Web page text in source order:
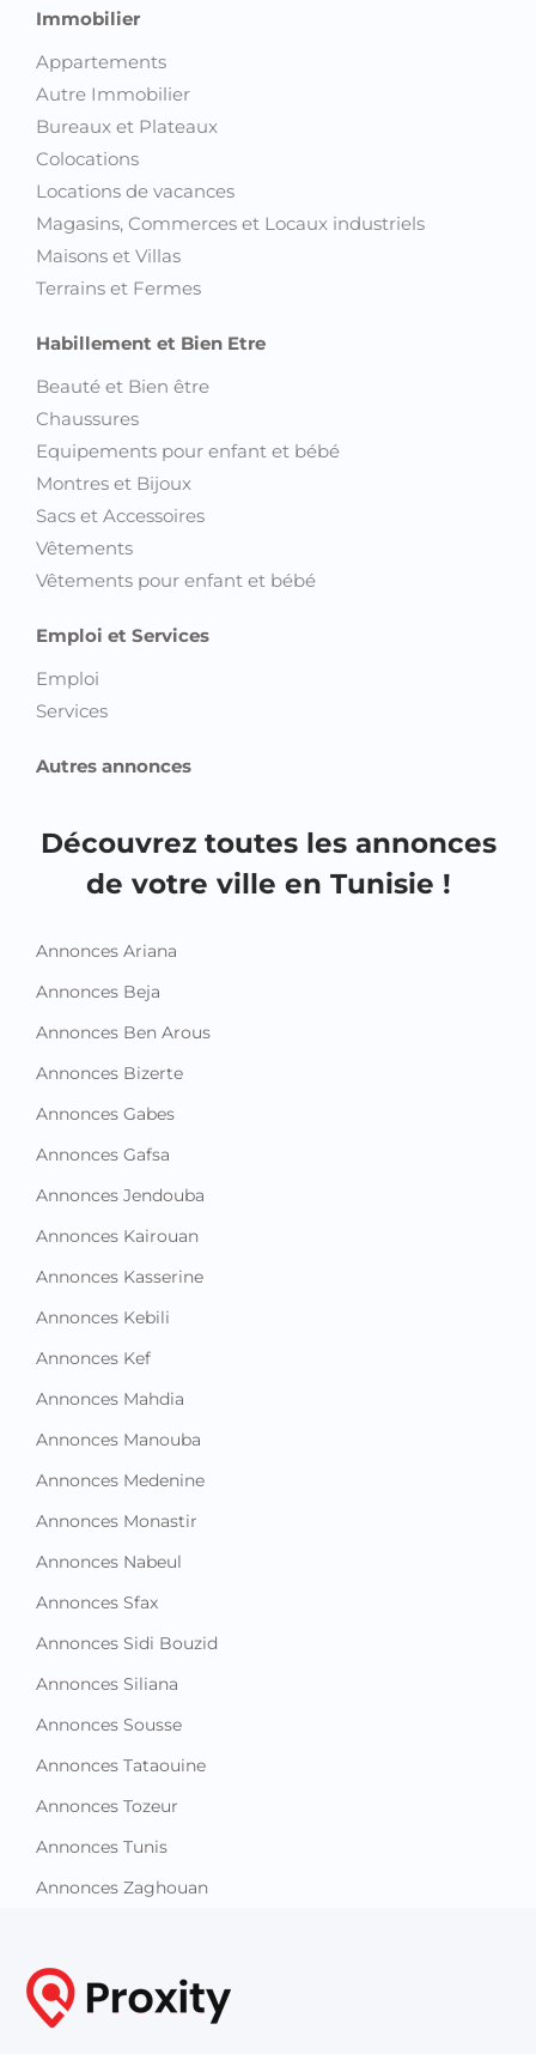
Immobilier
Appartements
Autre Immobilier
Bureaux et Plateaux
Colocations
Locations de vacances
Magasins, Commerces et Locaux industriels
Maisons et Villas
Terrains et Fermes
Habillement et Bien Etre
Beauté et Bien être
Chaussures
Equipements pour enfant et bébé
Montres et Bijoux
Sacs et Accessoires
Vêtements
Vêtements pour enfant et bébé
Emploi et Services
Emploi
Services
Autres annonces
Découvrez toutes les annonces
de votre ville en Tunisie !
Annonces Ariana
Annonces Beja
Annonces Ben Arous
Annonces Bizerte
Annonces Gabes
Annonces Gafsa
Annonces Jendouba
Annonces Kairouan
Annonces Kasserine
Annonces Kebili
Annonces Kef
Annonces Mahdia
Annonces Manouba
Annonces Medenine
Annonces Monastir
Annonces Nabeul
Annonces Sfax
Annonces Sidi Bouzid
Annonces Siliana
Annonces Sousse
Annonces Tataouine
Annonces Tozeur
Annonces Tunis
Annonces Zaghouan